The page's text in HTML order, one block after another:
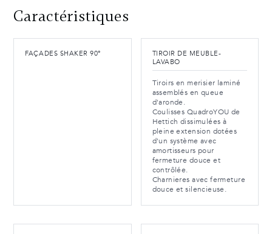
Caractéristiques
FAÇADES SHAKER 90°
TIROIR DE MEUBLE-
LAVABO
Tiroirs en merisier laminé
assemblés en queue
d'aronde.
Coulisses QuadroYOU de
Hettich dissimulées à
pleine extension dotées
d'un système avec
amortisseurs pour
fermeture douce et
contrôlée.
Charnieres avec fermeture
douce et silencieuse.